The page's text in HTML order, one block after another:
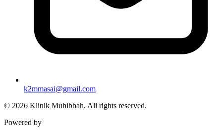
k2mmasai@gmail.com
© 2026 Klinik Muhibbah. All rights reserved.
Powered by